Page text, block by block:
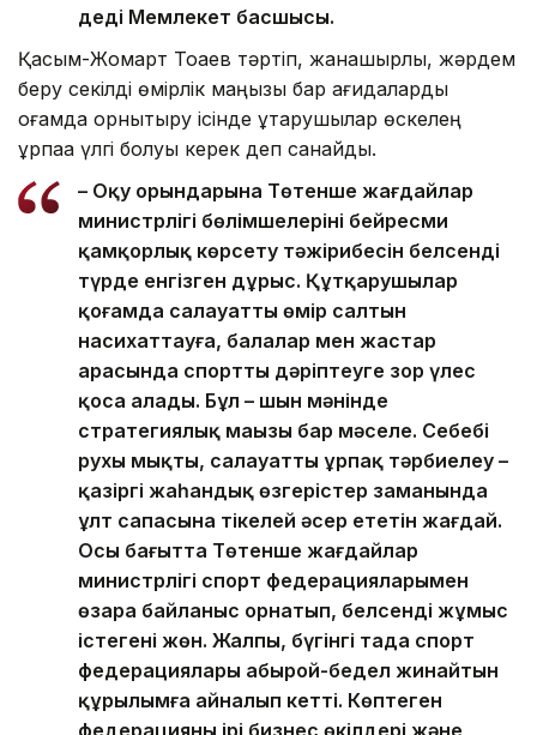
деді Мемлекет басшысы.
Қасым-Жомарт Тоқаев тәртіп, жанашырлық, жәрдем
беру секілді өмірлік маңызы бар қағидаларды
қоғамда орнықтыру ісінде құтқарушылар өскелең
ұрпаққа үлгі болуы керек деп санайды.
– Оқу орындарына Төтенше жағдайлар
министрлігі бөлімшелерінің бейресми
қамқорлық көрсету тәжірибесін белсенді
түрде енгізген дұрыс. Құтқарушылар
қоғамда салауатты өмір салтын
насихаттауға, балалар мен жастар
арасында спортты дәріптеуге зор үлес
қоса алады. Бұл – шын мәнінде
стратегиялық маңызы бар мәселе. Себебі
рухы мықты, салауатты ұрпақ тәрбиелеу –
қазіргі жаһандық өзгерістер заманында
ұлт сапасына тікелей әсер ететін жағдай.
Осы бағытта Төтенше жағдайлар
министрлігі спорт федерацияларымен
өзара байланыс орнатып, белсенді жұмыс
істегені жөн. Жалпы, бүгінгі таңда спорт
федерациялары абырой-бедел жинайтын
құрылымға айналып кетті. Көптеген
федерацияны ірі бизнес өкілдері және